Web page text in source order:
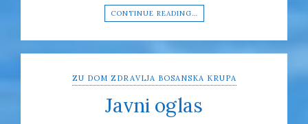
CONTINUE READING…
ZU DOM ZDRAVLJA BOSANSKA KRUPA
Javni oglas